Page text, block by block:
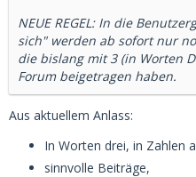
NEUE REGEL: In die
sich" werden ab sofort nur
die bislang mit 3 (in Worten
Forum beigetragen haben.
Aus aktuellem Anlass:
In Worten drei, in Zahlen
sinnvolle Beiträge,